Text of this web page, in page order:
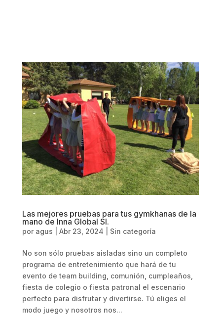
Las mejores pruebas para tus gymkhanas de la
mano de Inna Global Sl.
por agus Abr 23, 2024 Sin categoría
No son sólo pruebas aisladas sino un completo
programa de entretenimiento que hará de tu
evento de team building, comunión, cumpleaños,
fiesta de colegio o fiesta patronal el escenario
perfecto para disfrutar y divertirse. Tú eliges el
modo juego y nosotros nos...